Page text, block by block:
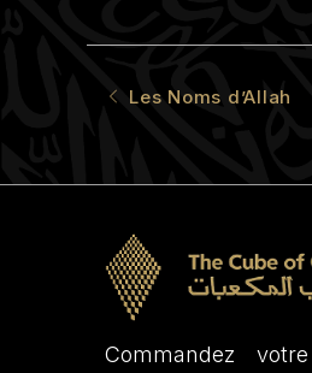
Les Noms d’Allah
Commandez